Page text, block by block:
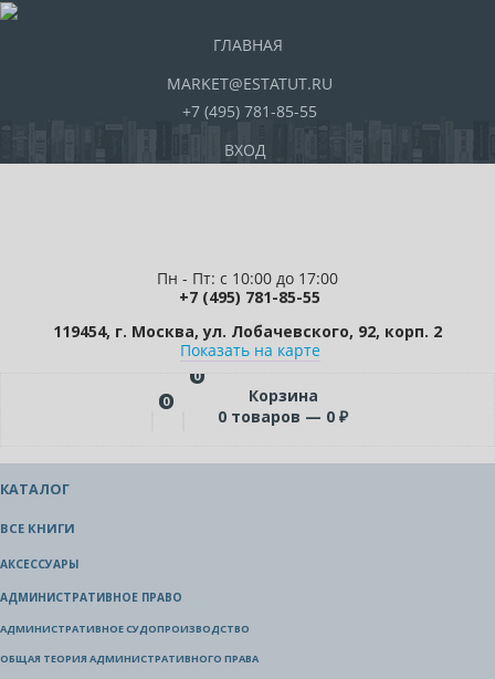
ГЛАВНАЯ
MARKET@ESTATUT.RU
+7 (495) 781-85-55
ВХОД
Пн - Пт: с 10:00 до 17:00
+7 (495) 781-85-55
119454, г. Москва, ул. Лобачевского, 92, корп. 2
Показать на карте
0
0
Корзина
0 товаров — 0 ₽
КАТАЛОГ
ВСЕ КНИГИ
АКСЕССУАРЫ
АДМИНИСТРАТИВНОЕ ПРАВО
АДМИНИСТРАТИВНОЕ СУДОПРОИЗВОДСТВО
ОБЩАЯ ТЕОРИЯ АДМИНИСТРАТИВНОГО ПРАВА